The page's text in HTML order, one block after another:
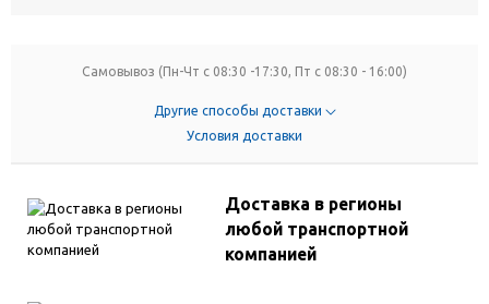
Самовывоз (Пн-Чт с 08:30 -17:30, Пт с 08:30 - 16:00)
Другие способы доставки
Условия доставки
Доставка в регионы
любой транспортной
компанией